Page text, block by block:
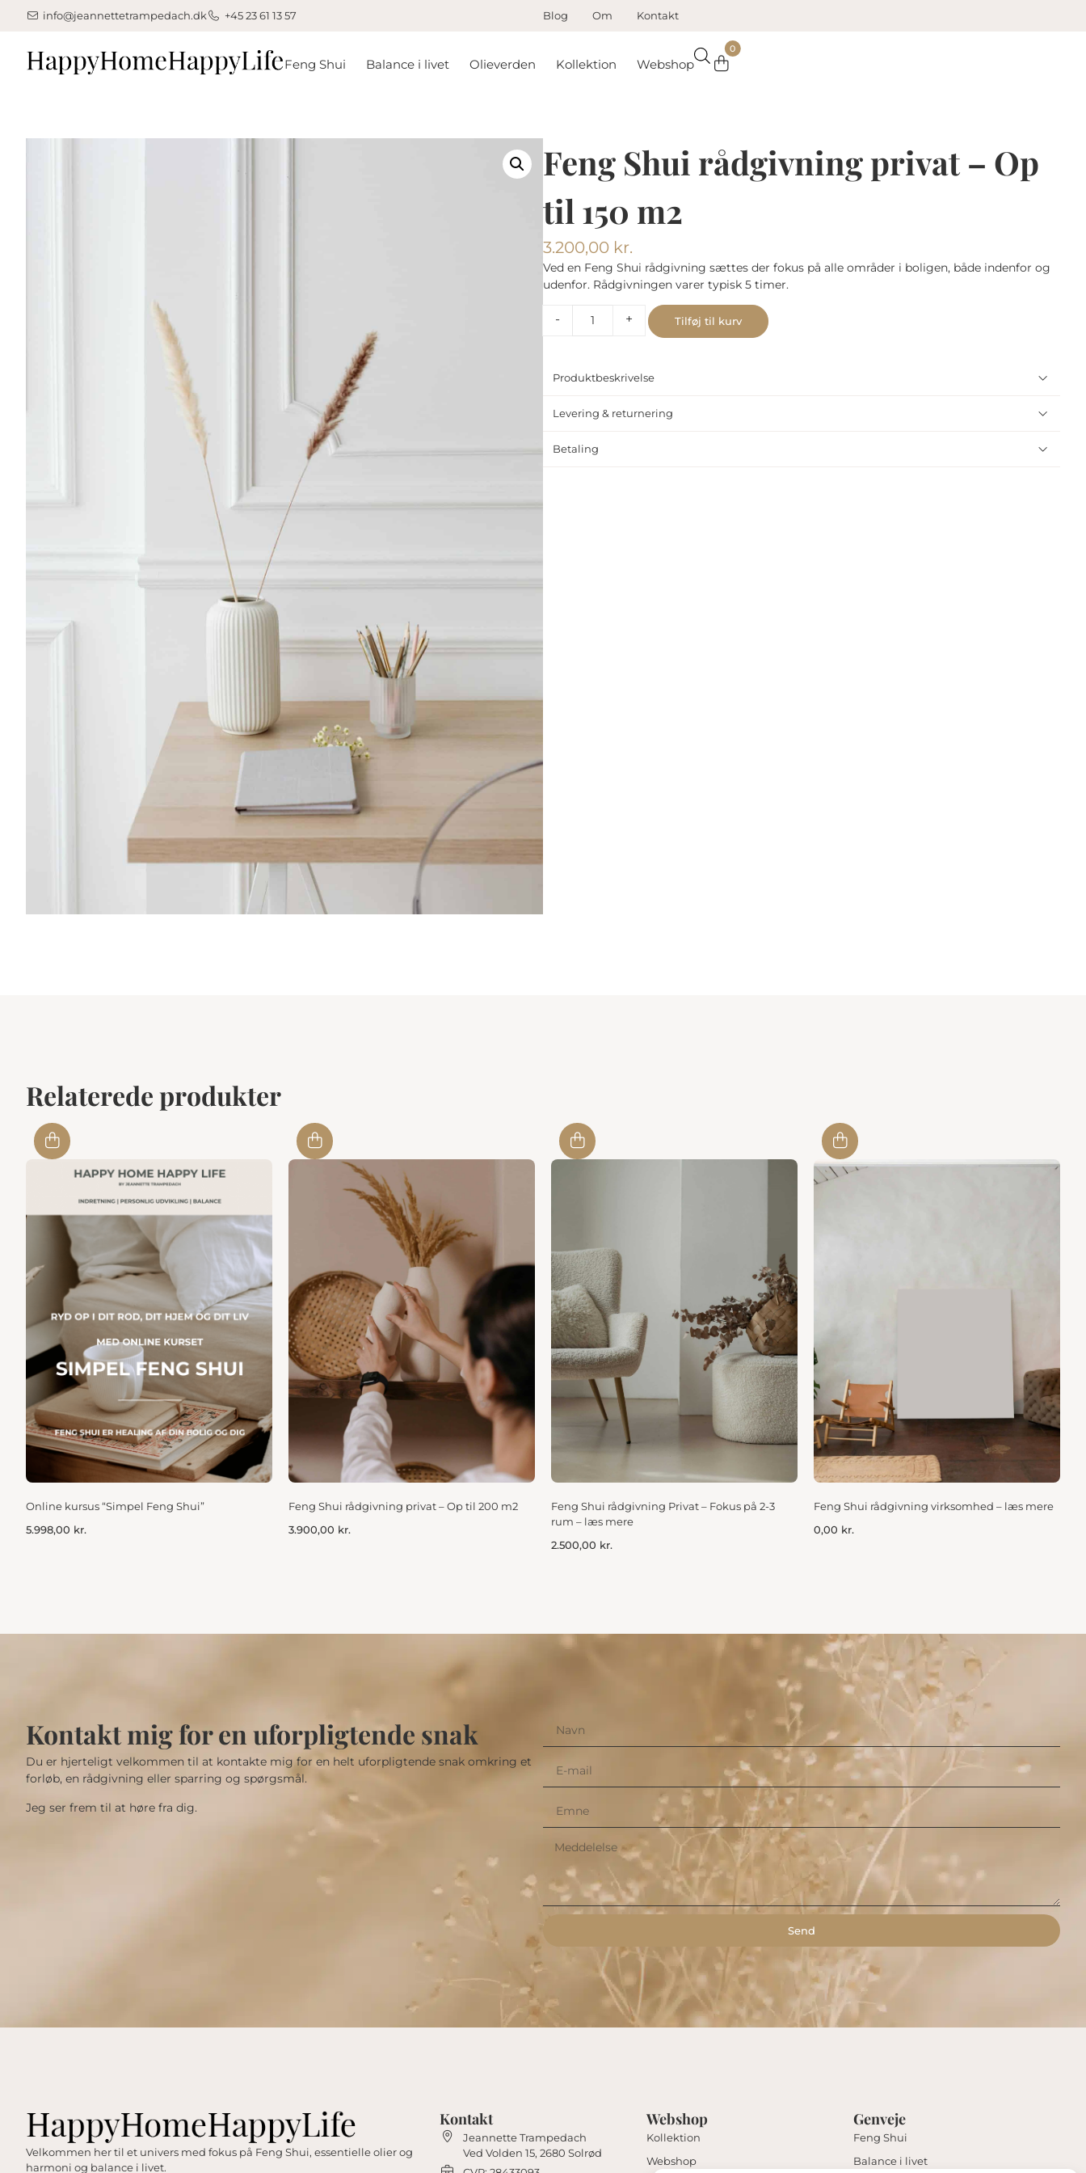
info@jeannettetrampedach.dk +45 23 61 13 57 Blog Om Kontakt
Feng Shui Balance i livet Olieverden Kollektion Webshop
0
Din kurv er tom.
Feng Shui rådgivning privat – Op
til 150 m2
3.200,00 kr.
Ved en Feng Shui rådgivning sættes der fokus på alle områder i boligen, både indenfor og
udenfor. Rådgivningen varer typisk 5 timer.
- + Tilføj til kurv Alternative:
Produktbeskrivelse
Levering & returnering
Betaling
Relaterede produkter
Online kursus “Simpel Feng Shui”
5.998,00 kr.
Feng Shui rådgivning privat – Op til 200 m2
3.900,00 kr.
Feng Shui rådgivning Privat – Fokus på 2-3
rum – læs mere
2.500,00 kr.
Feng Shui rådgivning virksomhed – læs mere
0,00 kr.
Kontakt mig for en uforpligtende snak
Du er hjerteligt velkommen til at kontakte mig for en helt uforpligtende snak omkring et
forløb, en rådgivning eller sparring og spørgsmål.
Jeg ser frem til at høre fra dig.
Send
Alternative:
Velkommen her til et univers med fokus på Feng Shui, essentielle olier og
harmoni og balance i livet.
Kontakt
Jeannette Trampedach
Ved Volden 15, 2680 Solrød
Webshop
Kollektion
Webshop
Genveje
Feng Shui
Balance i livet